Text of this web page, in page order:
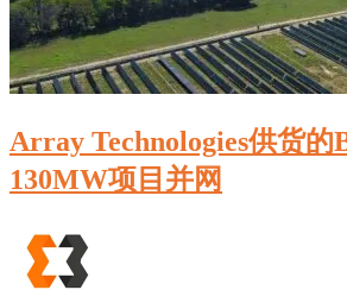
Array Technologies供货的
130MW项目并网